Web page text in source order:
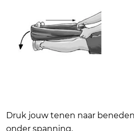
Druk jouw tenen naar
onder spanning.